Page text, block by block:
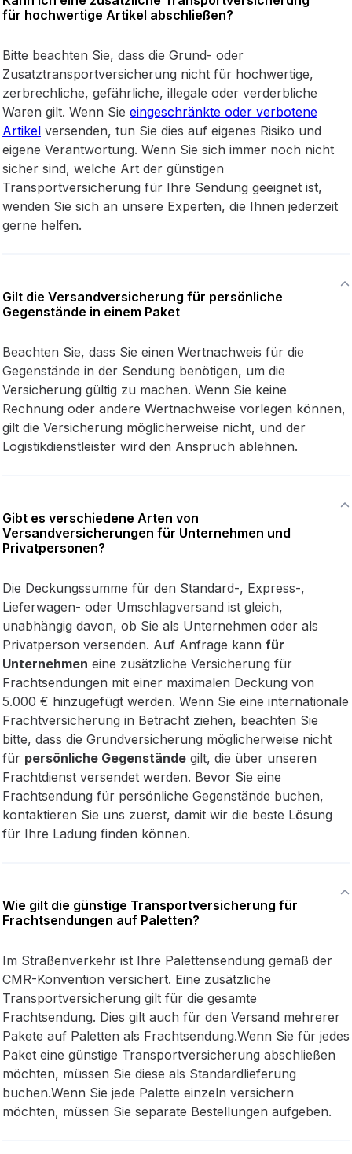
für hochwertige Artikel abschließen?
Bitte beachten Sie, dass die Grund- oder
Zusatztransportversicherung nicht für hochwertige,
zerbrechliche, gefährliche, illegale oder verderbliche
Waren gilt. Wenn Sie eingeschränkte oder verbotene
Artikel versenden, tun Sie dies auf eigenes Risiko und
eigene Verantwortung. Wenn Sie sich immer noch nicht
sicher sind, welche Art der günstigen
Transportversicherung für Ihre Sendung geeignet ist,
wenden Sie sich an unsere Experten, die Ihnen jederzeit
gerne helfen.
Gilt die Versandversicherung für persönliche
Gegenstände in einem Paket
Beachten Sie, dass Sie einen Wertnachweis für die
Gegenstände in der Sendung benötigen, um die
Versicherung gültig zu machen. Wenn Sie keine
Rechnung oder andere Wertnachweise vorlegen können,
gilt die Versicherung möglicherweise nicht, und der
Logistikdienstleister wird den Anspruch ablehnen.
Gibt es verschiedene Arten von
Versandversicherungen für Unternehmen und
Privatpersonen?
Die Deckungssumme für den Standard-, Express-,
Lieferwagen- oder Umschlagversand ist gleich,
unabhängig davon, ob Sie als Unternehmen oder als
Privatperson versenden. Auf Anfrage kann für
Unternehmen eine zusätzliche Versicherung für
Frachtsendungen mit einer maximalen Deckung von
5.000 € hinzugefügt werden. Wenn Sie eine internationale
Frachtversicherung in Betracht ziehen, beachten Sie
bitte, dass die Grundversicherung möglicherweise nicht
für persönliche Gegenstände gilt, die über unseren
Frachtdienst versendet werden. Bevor Sie eine
Frachtsendung für persönliche Gegenstände buchen,
kontaktieren Sie uns zuerst, damit wir die beste Lösung
für Ihre Ladung finden können.
Wie gilt die günstige Transportversicherung für
Frachtsendungen auf Paletten?
Im Straßenverkehr ist Ihre Palettensendung gemäß der
CMR-Konvention versichert. Eine zusätzliche
Transportversicherung gilt für die gesamte
Frachtsendung. Dies gilt auch für den Versand mehrerer
Pakete auf Paletten als Frachtsendung.Wenn Sie für jedes
Paket eine günstige Transportversicherung abschließen
möchten, müssen Sie diese als Standardlieferung
buchen.Wenn Sie jede Palette einzeln versichern
möchten, müssen Sie separate Bestellungen aufgeben.